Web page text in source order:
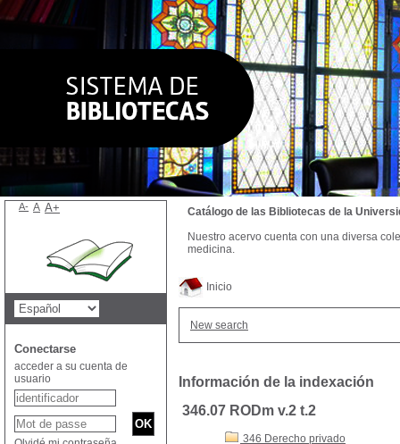
Inicio
New search
Información de la indexación
346.07 RODm v.2 t.2
346 Derecho privado
Catálogo de las Bibliotecas de la
Nuestro acervo cuenta con una diversa
medicina.
A- A A+
Conectarse
acceder a su cuenta de
usuario